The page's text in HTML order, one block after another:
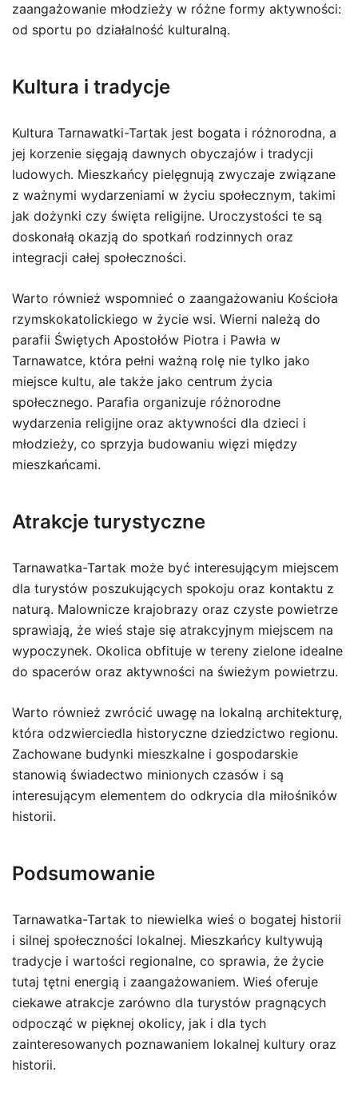
zaangażowanie młodzieży w różne formy aktywności:
od sportu po działalność kulturalną.
Kultura i tradycje
Kultura Tarnawatki-Tartak jest bogata i różnorodna, a
jej korzenie sięgają dawnych obyczajów i tradycji
ludowych. Mieszkańcy pielęgnują zwyczaje związane
z ważnymi wydarzeniami w życiu społecznym, takimi
jak dożynki czy święta religijne. Uroczystości te są
doskonałą okazją do spotkań rodzinnych oraz
integracji całej społeczności.
Warto również wspomnieć o zaangażowaniu Kościoła
rzymskokatolickiego w życie wsi. Wierni należą do
parafii Świętych Apostołów Piotra i Pawła w
Tarnawatce, która pełni ważną rolę nie tylko jako
miejsce kultu, ale także jako centrum życia
społecznego. Parafia organizuje różnorodne
wydarzenia religijne oraz aktywności dla dzieci i
młodzieży, co sprzyja budowaniu więzi między
mieszkańcami.
Atrakcje turystyczne
Tarnawatka-Tartak może być interesującym miejscem
dla turystów poszukujących spokoju oraz kontaktu z
naturą. Malownicze krajobrazy oraz czyste powietrze
sprawiają, że wieś staje się atrakcyjnym miejscem na
wypoczynek. Okolica obfituje w tereny zielone idealne
do spacerów oraz aktywności na świeżym powietrzu.
Warto również zwrócić uwagę na lokalną architekturę,
która odzwierciedla historyczne dziedzictwo regionu.
Zachowane budynki mieszkalne i gospodarskie
stanowią świadectwo minionych czasów i są
interesującym elementem do odkrycia dla miłośników
historii.
Podsumowanie
Tarnawatka-Tartak to niewielka wieś o bogatej historii
i silnej społeczności lokalnej. Mieszkańcy kultywują
tradycje i wartości regionalne, co sprawia, że życie
tutaj tętni energią i zaangażowaniem. Wieś oferuje
ciekawe atrakcje zarówno dla turystów pragnących
odpocząć w pięknej okolicy, jak i dla tych
zainteresowanych poznawaniem lokalnej kultury oraz
historii.